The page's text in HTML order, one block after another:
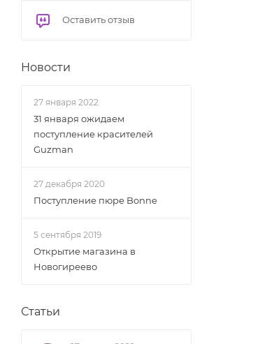
Оставить отзыв
Новости
27 января 2022
31 января ожидаем
поступление красителей
Guzman
27 декабря 2020
Поступление пюре Bonne
5 сентября 2019
Открытие магазина в
Новогиреево
Статьи